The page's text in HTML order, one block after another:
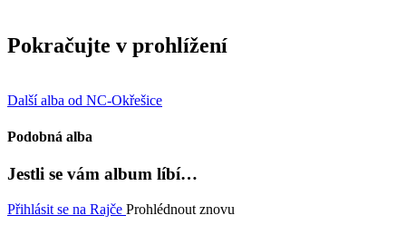
Pokračujte v prohlížení
Další alba od NC-Okřešice
Podobná alba
Jestli se vám album líbí…
Přihlásit se na Rajče Prohlédnout znovu